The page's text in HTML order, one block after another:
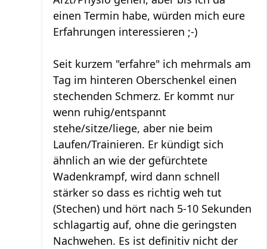
einen Termin habe, würden mich eure
Erfahrungen interessieren ;-)
Seit kurzem "erfahre" ich mehrmals am
Tag im hinteren Oberschenkel einen
stechenden Schmerz. Er kommt nur
wenn ruhig/entspannt
stehe/sitze/liege, aber nie beim
Laufen/Trainieren. Er kündigt sich
ähnlich an wie der gefürchtete
Wadenkrampf, wird dann schnell
stärker so dass es richtig weh tut
(Stechen) und hört nach 5-10 Sekunden
schlagartig auf, ohne die geringsten
Nachwehen. Es ist definitiv nicht der